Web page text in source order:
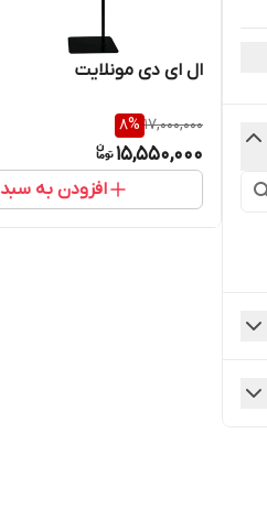
ال ای دی مونلایت
17,000,000
8%
15,550,000
افزودن به سبد